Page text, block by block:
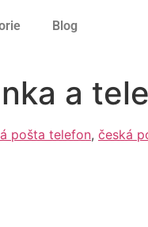
Blog
a
pošta telefon, česká